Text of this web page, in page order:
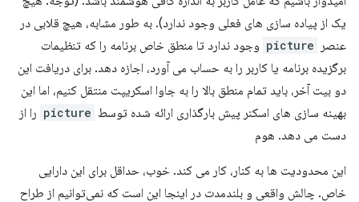
یک از پیاده سازی های فعلی وجود ندارد). به طور مشابه، هیچ قلابی در
عنصر
picture وجود ندارد تا منطق خاص برنامه را که تنظیمات
برگزیده برنامه یا کاربر را به حساب می آورد، اجازه دهد. برای دریافت این
دو بیت آخر، باید تمام منطق بالا را به جاوا اسکریپت منتقل کنیم، اما این
بهینه سازی های اسکنر پیش بارگذاری ارائه شده توسط picture را از
دست می دهد. هوم
این محدودیت ها به کنار، کار می کند. خوب، حداقل برای این دارایی
خاص. چالش واقعی و بلندمدت در اینجا این است که نمی‌توانیم از طراح